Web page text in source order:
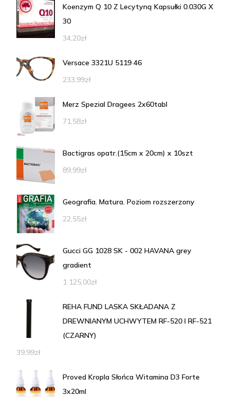
Koenzym Q 10 Z Lecytyną Kapsułki 0.030G X
30
34,20zł
Versace 3321U 5119 46
233,99zł
Merz Spezial Dragees 2x60tabl
71,58zł
Bactigras opatr.(15cm x 20cm) x 10szt
89,99zł
Geografia. Matura. Poziom rozszerzony
22,55zł
Gucci GG 1028 SK - 002 HAVANA grey
gradient
1 125,00zł
REHA FUND LASKA SKŁADANA Z
DREWNIANYM UCHWYTEM RF-520 I RF-521
(CZARNY)
39,99zł
Proved Kropla Słońca Witamina D3 Forte
3x20ml